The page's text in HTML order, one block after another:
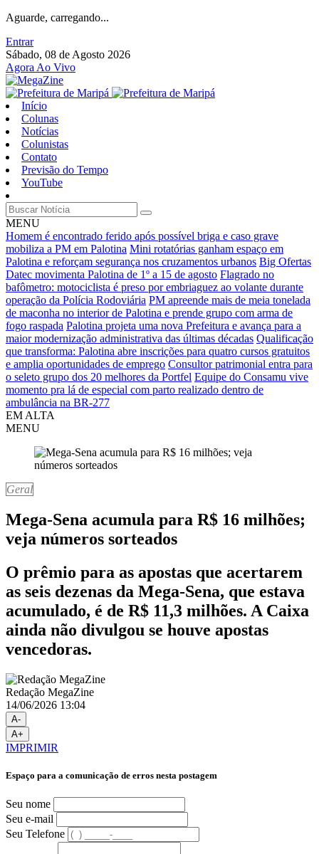
Aguarde, carregando...
Entrar
Sábado, 08 de Agosto 2026
Agora Ao Vivo
Início
Colunas
Notícias
Colunistas
Contato
Previsão do Tempo
YouTube
MENU
Homem é encontrado ferido após possível briga e caso grave
mobiliza a PM em Palotina Mini rotatórias ganham espaço em
Palotina e reforçam segurança nos cruzamentos urbanos Big Ofertas
Datec movimenta Palotina de 1º a 15 de agosto Flagrado no
bafômetro: motociclista é preso por embriaguez ao volante durante
operação da Polícia Rodoviária PM apreende mais de meia tonelada
de maconha no interior de Palotina e prende grupo com arma de
fogo raspada Palotina projeta uma nova Prefeitura e avança para a
maior modernização administrativa das últimas décadas Qualificação
que transforma: Palotina abre inscrições para quatro cursos gratuitos
e amplia oportunidades de emprego Consultor patrimonial entra para
o seleto grupo dos 20 melhores da Portfel Equipe do Consamu vive
momento pra lá de especial com parto realizado dentro de
ambulância na BR-277
EM ALTA
MENU
Geral
Mega-Sena acumula para R$ 16 milhões;
veja números sorteados
O prêmio para as apostas que acertarem
as seis dezenas da Mega-Sena, que estava
acumulado, é de R$ 11,3 milhões. A Caixa
ainda não divulgou se houve apostas
vencedoras.
Redação MegaZine
14/06/2026 13:04
A-
A+
IMPRIMIR
Espaço para a comunicação de erros nesta postagem
Seu nome
Seu e-mail
Seu Telefone